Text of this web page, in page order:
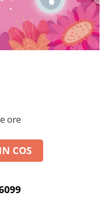
ore
COS